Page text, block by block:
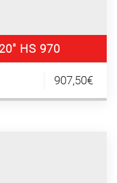
HS 970
907,50€